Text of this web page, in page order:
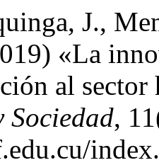
J.,
«La
al sector
Sociedad,